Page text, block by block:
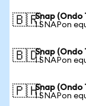
🇧🇷Snap (Ondo
1 SNAPon
🇧🇩Snap (Ondo
1 SNAPon
🇵🇭Snap (Ondo
1 SNAPon